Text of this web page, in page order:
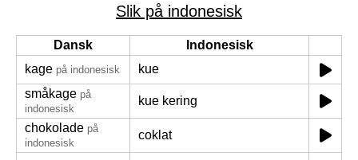
Slik på indonesisk
Dansk
Indonesisk
kage på indonesisk
kue
småkage på
indonesisk
kue kering
chokolade på
indonesisk
coklat